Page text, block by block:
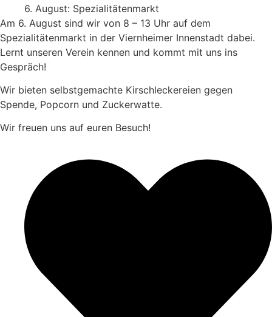
6. August: Spezialitätenmarkt
Am 6. August sind wir von 8 – 13 Uhr auf dem
Spezialitätenmarkt in der Viernheimer Innenstadt dabei.
Lernt unseren Verein kennen und kommt mit uns ins
Gespräch!
Wir bieten selbstgemachte Kirschleckereien gegen
Spende, Popcorn und Zuckerwatte.
Wir freuen uns auf euren Besuch!